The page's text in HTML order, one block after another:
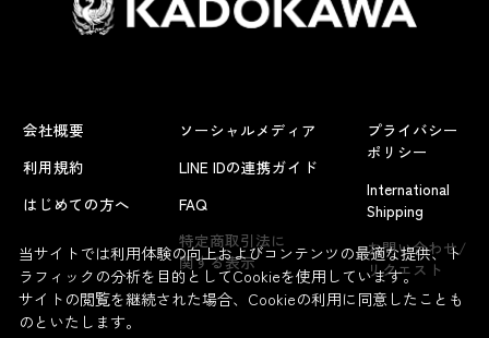
会社概要
利用規約
はじめての方へ
ソーシャルメディア
LINE IDの連携ガイド
FAQ
特定商取引法に
関する表示
プライバシー
ポリシー
International
Shipping
お問い合わせ/
リクエスト
当サイトでは利用体験の向上およびコンテンツの最適な提供、ト
ラフィックの分析を目的としてCookieを使用しています。
サイトの閲覧を継続された場合、Cookieの利用に同意したことも
のといたします。